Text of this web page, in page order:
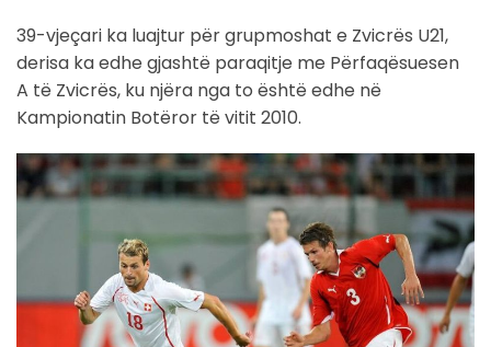
39-vjeçari ka luajtur për grupmoshat e Zvicrës U21,
derisa ka edhe gjashtë paraqitje me Përfaqësuesen
A të Zvicrës, ku njëra nga to është edhe në
Kampionatin Botëror të vitit 2010.